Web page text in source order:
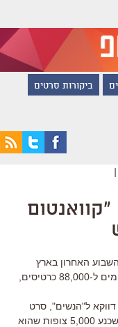
ביקורות סרטים
|
השבוע האחרון בארץ
ל"קוואנטום של נחמה", והסרט הגיע בעשרה ימים ל-88,000 כרטיסים,
ל"הנשים", סרט
איום ונורא שהופץ כמו בלוקבאסטר והצליח לשכנע 5,000 צופות שהוא